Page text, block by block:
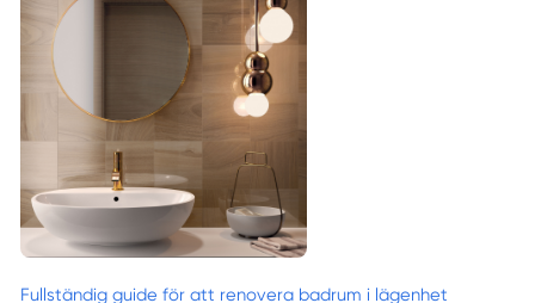
Fullständig guide för att renovera badrum i lägenhet